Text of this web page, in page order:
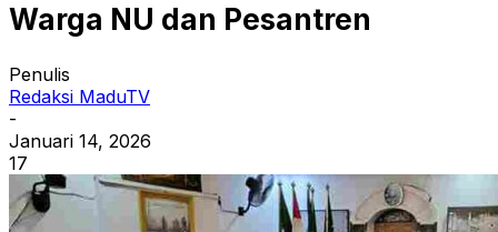
Warga NU dan Pesantren
Penulis
Redaksi MaduTV
-
Januari 14, 2026
17